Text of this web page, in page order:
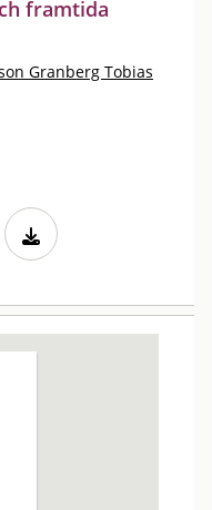
framtida
Granberg Tobias